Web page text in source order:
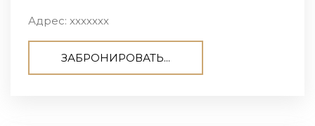
Адрес: ххххххх
ЗАБРОНИРОВАТЬ...